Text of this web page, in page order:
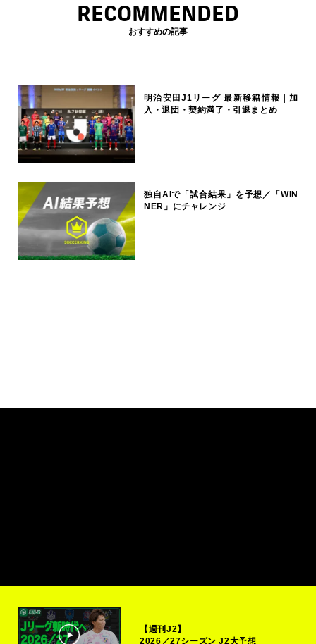
RECOMMENDED
おすすめの記事
明治安田J1リーグ 最新移籍情報｜加
入・退団・契約満了・引退まとめ
独自AIで「試合結果」を予想／「WIN
NER」にチャレンジ
【週刊J2】
2026／27シーズン J2大予想